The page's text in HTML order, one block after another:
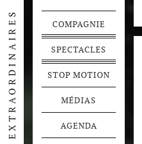
COMPAGNIE
SPECTACLES
STOP MOTION
MÉDIAS
AGENDA